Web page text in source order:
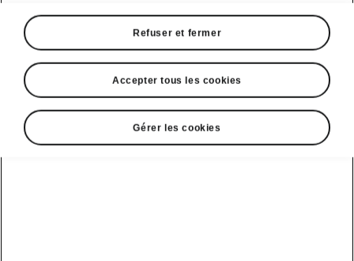
Refuser et fermer
Accepter tous les cookies
Gérer les cookies